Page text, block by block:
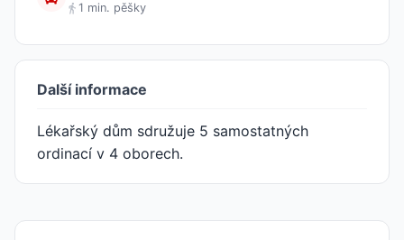
1 min. pěšky
Další informace
Lékařský dům sdružuje 5 samostatných
ordinací v 4 oborech.